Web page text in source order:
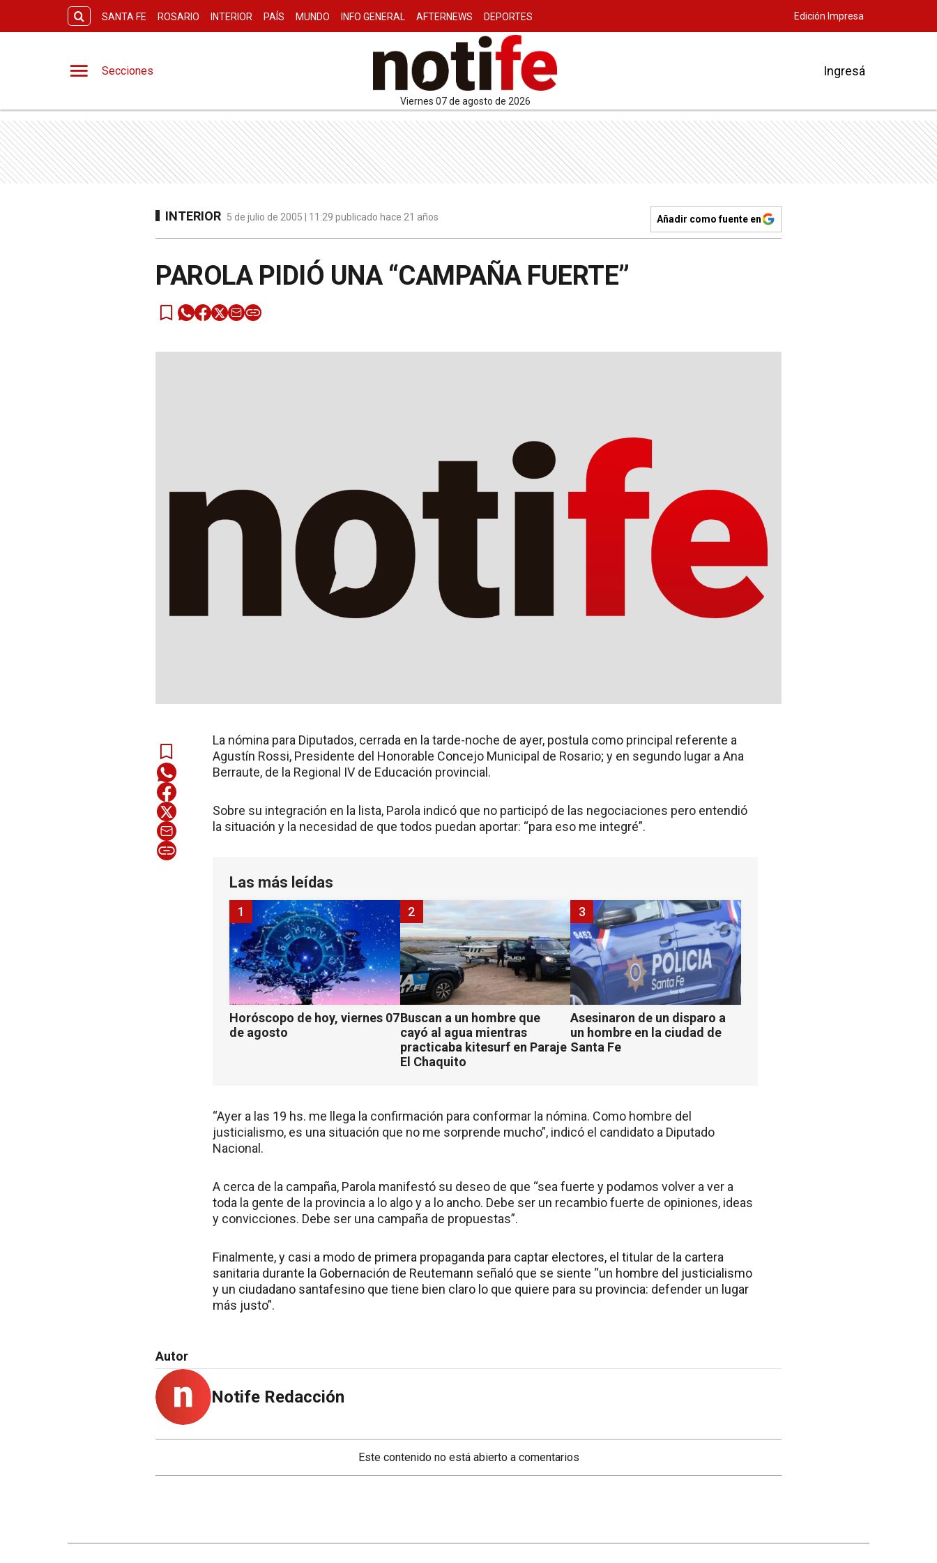
SANTA FE ROSARIO INTERIOR PAÍS MUNDO INFO GENERAL AFTERNEWS DEPORTES Edición Impresa
Secciones
viernes 07 de agosto de 2026
Ingresá
INTERIOR 5 de julio de 2005 | 11:29 publicado hace 21 años Añadir como fuente en
PAROLA PIDIÓ UNA “CAMPAÑA FUERTE”
La nómina para Diputados, cerrada en la tarde-noche de ayer, postula como principal referente a
Agustín Rossi, Presidente del Honorable Concejo Municipal de Rosario; y en segundo lugar a Ana
Berraute, de la Regional IV de Educación provincial.
Sobre su integración en la lista, Parola indicó que no participó de las negociaciones pero entendió
la situación y la necesidad de que todos puedan aportar: “para eso me integré”.
Las más leídas
Horóscopo de hoy, viernes 07
de agosto
1
Buscan a un hombre que
cayó al agua mientras
practicaba kitesurf en Paraje
El Chaquito
2
Asesinaron de un disparo a
un hombre en la ciudad de
Santa Fe
3
“Ayer a las 19 hs. me llega la confirmación para conformar la nómina. Como hombre del
justicialismo, es una situación que no me sorprende mucho”, indicó el candidato a Diputado
Nacional.
A cerca de la campaña, Parola manifestó su deseo de que “sea fuerte y podamos volver a ver a
toda la gente de la provincia a lo algo y a lo ancho. Debe ser un recambio fuerte de opiniones, ideas
y convicciones. Debe ser una campaña de propuestas”.
Finalmente, y casi a modo de primera propaganda para captar electores, el titular de la cartera
sanitaria durante la Gobernación de Reutemann señaló que se siente “un hombre del justicialismo
y un ciudadano santafesino que tiene bien claro lo que quiere para su provincia: defender un lugar
más justo”.
Autor
Notife Redacción
Este contenido no está abierto a comentarios